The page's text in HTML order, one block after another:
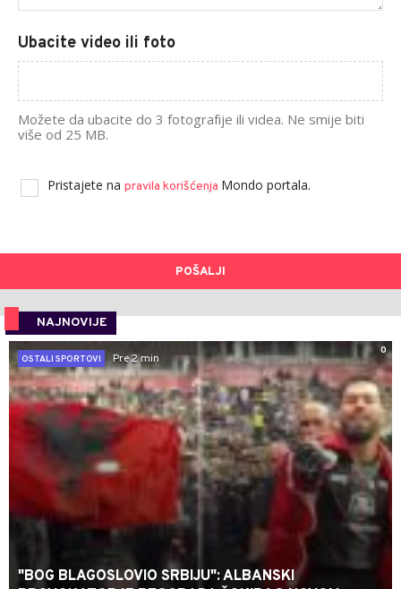
Ubacite video ili foto
Možete da ubacite do 3 fotografije ili videa. Ne smije biti
više od 25 MB.
Pristajete na pravila korišćenja Mondo portala.
POŠALJI
NAJNOVIJE
0
OSTALI SPORTOVI
Pre 2 min
"BOG BLAGOSLOVIO SRBIJU": ALBANSKI